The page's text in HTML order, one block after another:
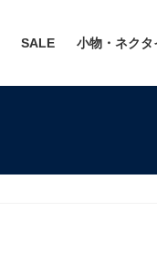
SALE 小物・ネクタ